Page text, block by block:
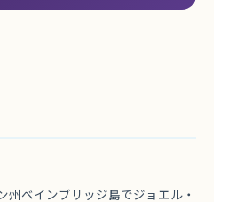
州ベインブリッジ島でジョエル・